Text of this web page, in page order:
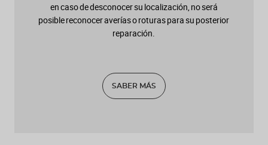
en caso de desconocer su localización, no será
posible reconocer averías o roturas para su posterior
reparación.
SABER MÁS